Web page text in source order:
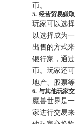
币。
5. 经营贸易赚
玩家可以选
以选择成为
出售的方式
银行家，通
币。玩家还
地产、股票
6. 与其他玩家
魔兽世界是
家进行交易